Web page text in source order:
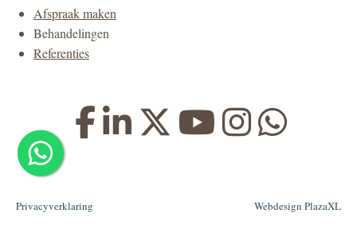
Afspraak maken
Behandelingen
Referenties
Privacyverklaring Webdesign PlazaXL